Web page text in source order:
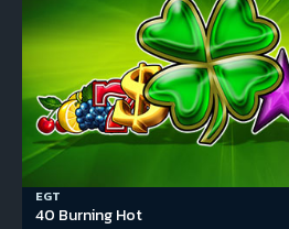
EGT
40 Burning Hot